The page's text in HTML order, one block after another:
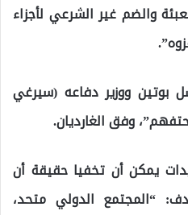
والضم غير الشرعي لأجزاء
بوتين ووزير دفاعه (سيرغي
وفق الغارديان.
يمكن أن تخفيا حقيقة أن
“المجتمع الدولي متحد،